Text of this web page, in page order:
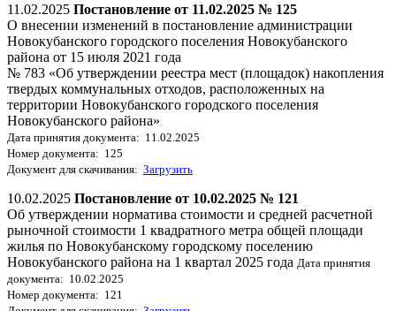
11.02.2025 Постановление от 11.02.2025 № 125
О внесении изменений в постановление администрации
Новокубанского городского поселения Новокубанского
района от 15 июля 2021 года
№ 783 «Об утверждении реестра мест (площадок) накопления
твердых коммунальных отходов, расположенных на
территории Новокубанского городского поселения
Новокубанского района»
Дата принятия документа: 11.02.2025
Номер документа: 125
Документ для скачивания: Загрузить
10.02.2025 Постановление от 10.02.2025 № 121
Об утверждении норматива стоимости и средней расчетной
рыночной стоимости 1 квадратного метра общей площади
жилья по Новокубанскому городскому поселению
Новокубанского района на 1 квартал 2025 года Дата принятия
документа: 10.02.2025
Номер документа: 121